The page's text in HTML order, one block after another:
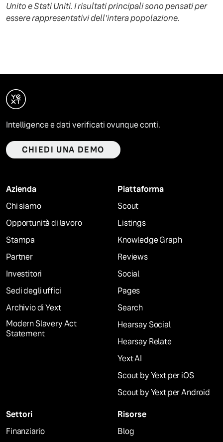
Unito e Stati Uniti. I risultati principali sono pensati per
essere rappresentativi dell'intera popolazione.
Intelligence e dati verificati ovunque conti.
CHIEDI UNA DEMO
Azienda
Chi siamo
Opportunità di lavoro
Stampa
Partner
Investitori
Sedi degli uffici
Archivio di Yext
Modern Slavery Act
Statement
Piattaforma
Scout
Listings
Knowledge Graph
Reviews
Social
Pages
Search
Hearsay Social
Hearsay Relate
Yext AI
Scout by Yext per iOS
Scout by Yext per Android
Settori
Finanziario
Risorse
Blog